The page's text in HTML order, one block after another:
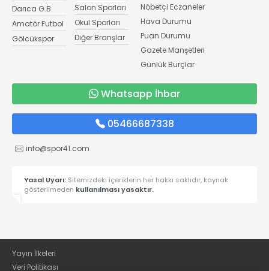
Darıca G.B.
Amatör Futbol
Gölcükspor
Salon Sporları
Okul Sporları
Diğer Branşlar
Nöbetçi Eczaneler
Hava Durumu
Puan Durumu
Gazete Manşetleri
Günlük Burçlar
Whatsapp İhbar
05466687338
info@spor41.com
Yasal Uyarı: Sitemizdeki içeriklerin her hakkı saklıdır, kaynak
gösterilmeden kullanılması yasaktır.
Yayın İlkeleri
Veri Politikası